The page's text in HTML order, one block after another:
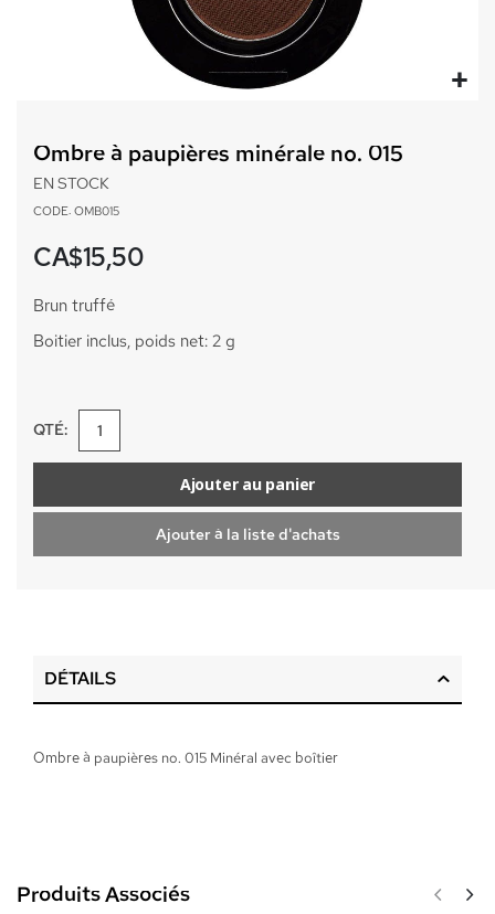
début
d’images
Ombre à paupières minérale no. 015
EN STOCK
CODE: OMB015
CA$15,50
Brun truffé
Boitier inclus, poids net: 2 g
QTÉ:
Ajouter au panier
Ajouter à la liste d'achats
DÉTAILS
Ombre à paupières no. 015 Minéral avec boîtier
Produits Associés